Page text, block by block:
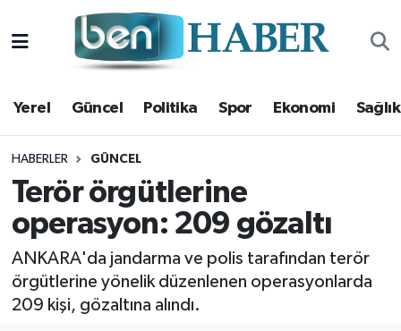
Yerel Güncel Politika Spor Ekonomi Sağlık
HABERLER GÜNCEL
Terör örgütlerine
operasyon: 209 gözaltı
ANKARA'da jandarma ve polis tarafından terör
örgütlerine yönelik düzenlenen operasyonlarda
209 kişi, gözaltına alındı.
Yerel
Güncel
Politika
Spor
Ekonomi
Sağlık
Hava Durumu
Trafik Durumu
Süper Lig Puan Durumu ve Fikstür
Tüm Manşetler
Son Dakika Haberleri
Haber Arşivi